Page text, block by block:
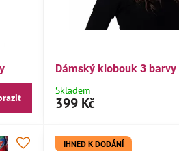
Dámský klobouk 3
Skladem
399 Kč
IHNED K DODÁNÍ